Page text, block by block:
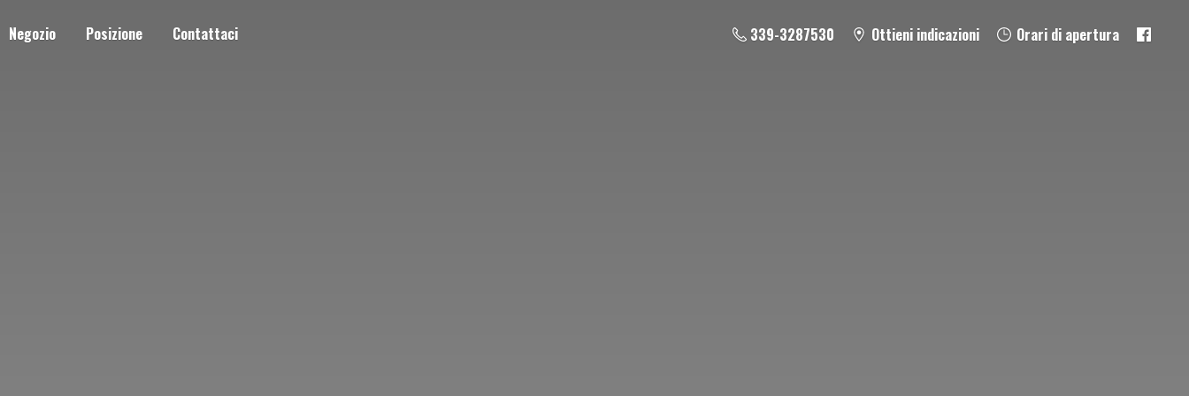
Negozio Posizione Contattaci 339-3287530 Ottieni indicazioni Orari di apertura